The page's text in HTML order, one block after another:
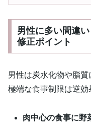
男性に多い間違
修正ポイント
男性は炭水化物や脂
極端な食事制限は逆効
肉中心の食事に野